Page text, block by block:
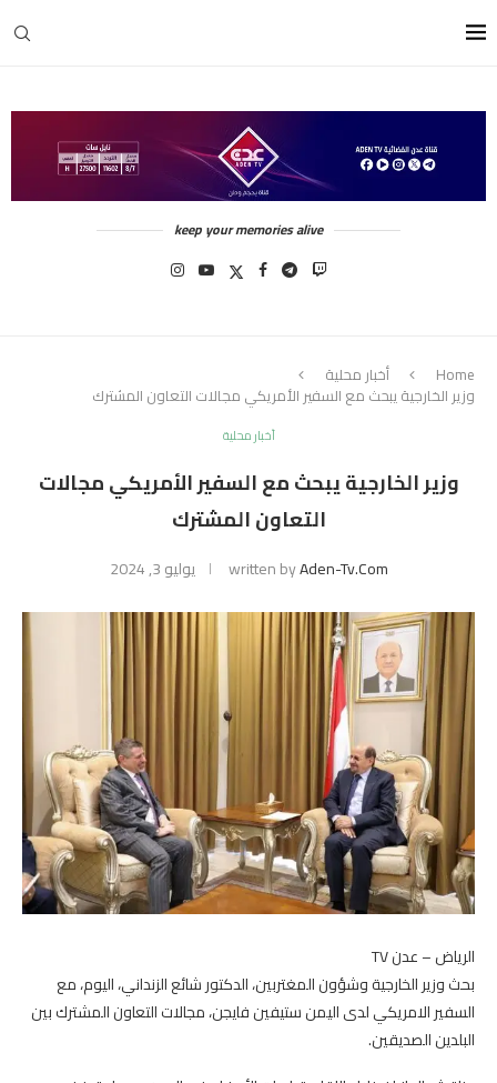
keep your memories alive
Home أخبار محلية
وزير الخارجية يبحث مع السفير الأمريكي مجالات التعاون المشترك
أخبار محلية
وزير الخارجية يبحث مع السفير الأمريكي مجالات
التعاون المشترك
written byAden-Tv.com يوليو 3, 2024
الرياض – عدن TV
بحث وزير الخارجية وشؤون المغتربين، الدكتور شائع الزنداني، اليوم، مع
السفير الامريكي لدى اليمن ستيفين فايجن، مجالات التعاون المشترك بين
البلدين الصديقين.